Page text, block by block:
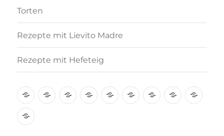
Torten
Rezepte mit Lievito Madre
Rezepte mit Hefeteig
Über Rezept-Kooperation
Brötchen
Brot GebäckKuchenTorten
Rezepte